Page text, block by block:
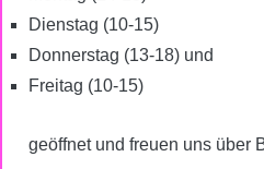
Dienstag (10-15)
Donnerstag (13-18) und
Freitag (10-15)
geöffnet und freuen uns über